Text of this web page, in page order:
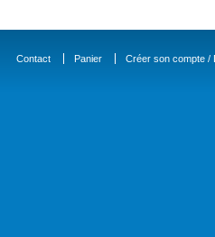
Contact Panier Créer son compte /